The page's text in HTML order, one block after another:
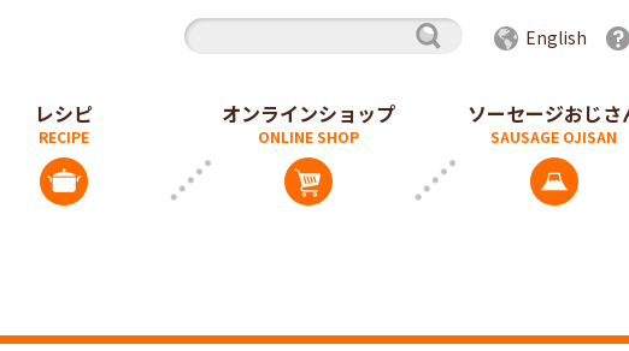
English
レシピ オンラインショップ ソーセージおじさ